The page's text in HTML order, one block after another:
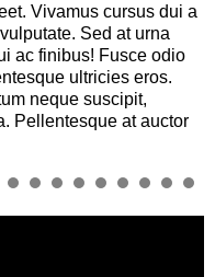
Vivamus cursus dui a
Sed at urna
ac finibus! Fusce odio
ultricies eros.
neque suscipit,
Pellentesque at auctor